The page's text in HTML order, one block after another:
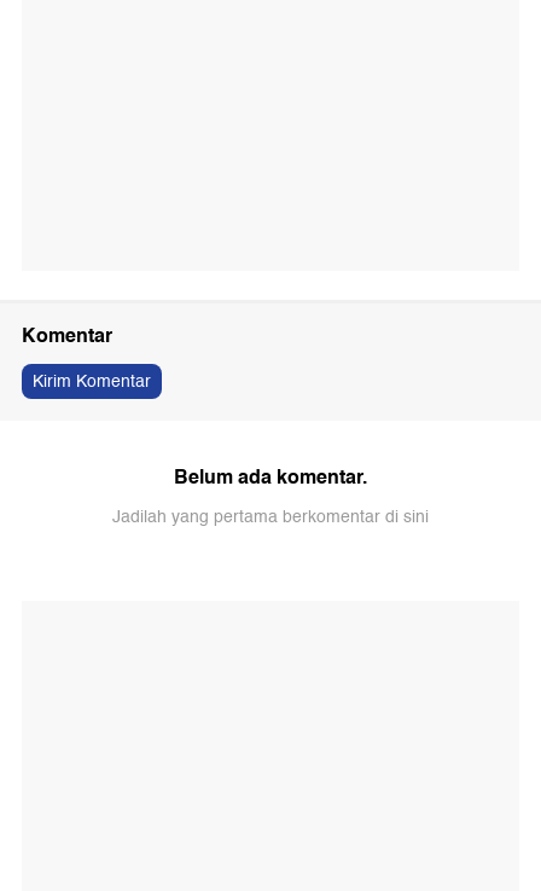
Komentar
Kirim Komentar
Belum ada komentar.
Jadilah yang pertama berkomentar di sini